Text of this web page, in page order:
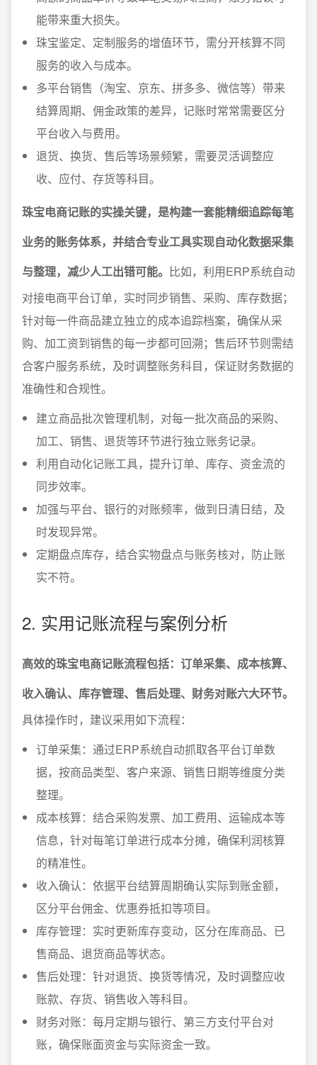
能带来重大损失。
珠宝鉴定、定制服务的增值环节，需分开核算不同
服务的收入与成本。
多平台销售（淘宝、京东、拼多多、微信等）带来
结算周期、佣金政策的差异，记账时常常需要区分
平台收入与费用。
退货、换货、售后等场景频繁，需要灵活调整应
收、应付、存货等科目。
珠宝电商记账的实操关键，是构建一套能精细追踪每笔
业务的账务体系，并结合专业工具实现自动化数据采集
与整理，减少人工出错可能。 比如，利用ERP系统自动
对接电商平台订单，实时同步销售、采购、库存数据；
针对每一件商品建立独立的成本追踪档案，确保从采
购、加工资到销售的每一步都可回溯；售后环节则需结
合客户服务系统，及时调整账务科目，保证财务数据的
准确性和合规性。
建立商品批次管理机制，对每一批次商品的采购、
加工、销售、退货等环节进行独立账务记录。
利用自动化记账工具，提升订单、库存、资金流的
同步效率。
加强与平台、银行的对账频率，做到日清日结，及
时发现异常。
定期盘点库存，结合实物盘点与账务核对，防止账
实不符。
2. 实用记账流程与案例分析
高效的珠宝电商记账流程包括：订单采集、成本核算、
收入确认、库存管理、售后处理、财务对账六大环节。
具体操作时，建议采用如下流程：
订单采集：通过ERP系统自动抓取各平台订单数
据，按商品类型、客户来源、销售日期等维度分类
整理。
成本核算：结合采购发票、加工费用、运输成本等
信息，针对每笔订单进行成本分摊，确保利润核算
的精准性。
收入确认：依据平台结算周期确认实际到账金额，
区分平台佣金、优惠券抵扣等项目。
库存管理：实时更新库存变动，区分在库商品、已
售商品、退货商品等状态。
售后处理：针对退货、换货等情况，及时调整应收
账款、存货、销售收入等科目。
财务对账：每月定期与银行、第三方支付平台对
账，确保账面资金与实际资金一致。